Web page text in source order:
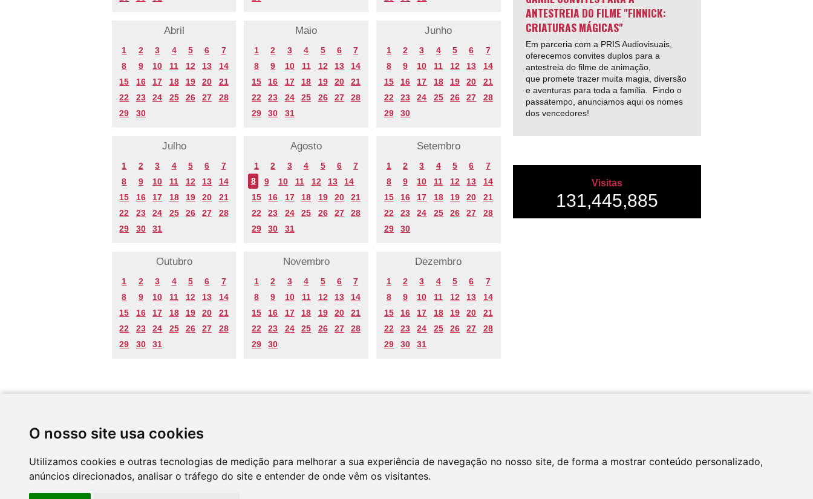
O nosso site usa cookies
Utilizamos cookies e outras tecnologias de medição para melhorar a sua experiência de navegação no nosso site, de forma a mostrar conteúdo personalizado,
anúncios direcionados, analisar o tráfego do site e entender de onde vêm os visitantes.
Abril
1 2 3 4 5 6
7
8
9 10 11 12 13
14
15
16 17 18 19 20
21
22
23 24 25 26 27
28
29
30
Maio
1 2 3 4 5 6
7
8
9 10 11 12 13
14
15
16 17 18 19 20
21
22
23 24 25 26 27
28
29
30 31
Junho
1 2 3 4 5 6
7
8
9 10 11 12 13
14
15
16 17 18 19 20
21
22
23 24 25 26 27
28
29
30
Julho
1 2 3 4 5 6
7
8
9 10 11 12 13
14
15
16 17 18 19 20
21
22
23 24 25 26 27
28
29
30 31
Agosto
1 2 3 4 5 6
7
8
9 10 11 12 13
14
15
16 17 18 19 20
21
22
23 24 25 26 27
28
29
30 31
Setembro
1 2 3 4 5 6
7
8
9 10 11 12 13
14
15
16 17 18 19 20
21
22
23 24 25 26 27
28
29
30
Outubro
1 2 3 4 5 6
7
8
9 10 11 12 13
14
15
16 17 18 19 20
21
22
23 24 25 26 27
28
29
30 31
Novembro
1 2 3 4 5 6
7
8
9 10 11 12 13
14
15
16 17 18 19 20
21
22
23 24 25 26 27
28
29
30
Dezembro
1 2 3 4 5 6
7
8
9 10 11 12 13
14
15
16 17 18 19 20
21
22
23 24 25 26 27
28
29
30 31
ANTESTREIA DO FILME "FINNICK:
CRIATURAS MÁGICAS"
Em parceria com a PRIS Audiovisuais,
oferecemos convites duplos para a
antestreia do filme de animação,
que promete trazer muita magia, diversão
e aventuras para toda a família. Findo o
passatempo, anunciamos aqui os nomes
dos vencedores!
Visitas
131,445,885